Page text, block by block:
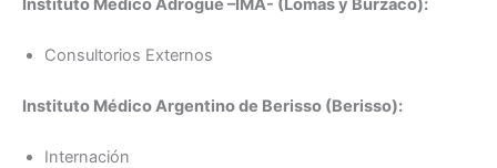
Instituto Médico Adrogué –IMA- (Lomas y Burzaco):
Consultorios Externos
Instituto Médico Argentino de Berisso (Berisso):
Internación